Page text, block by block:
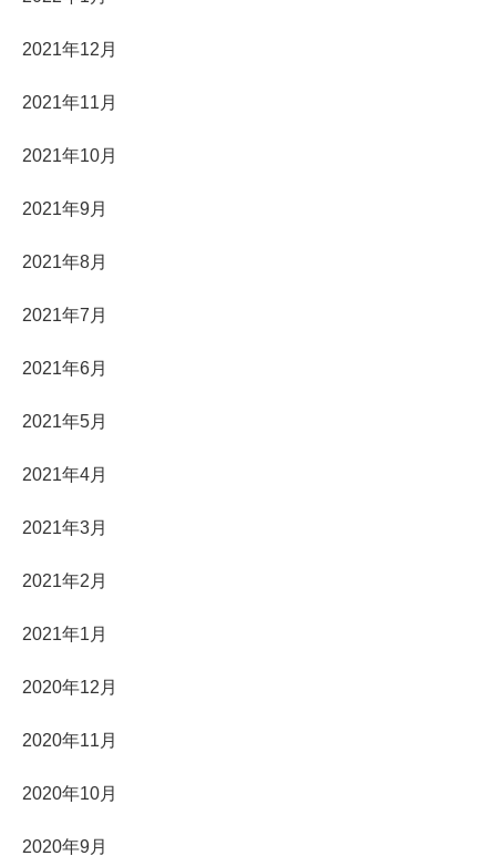
2021年12月
2021年11月
2021年10月
2021年9月
2021年8月
2021年7月
2021年6月
2021年5月
2021年4月
2021年3月
2021年2月
2021年1月
2020年12月
2020年11月
2020年10月
2020年9月